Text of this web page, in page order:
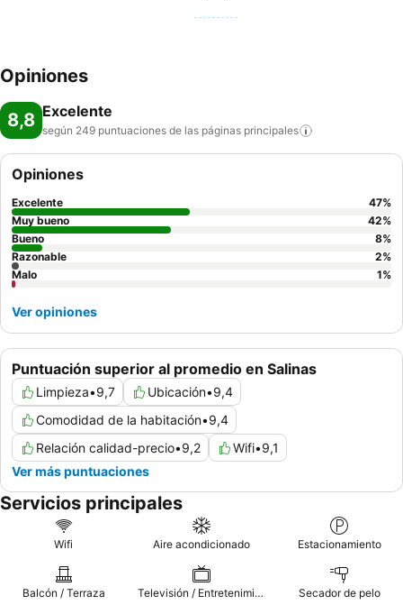
Opiniones
8,8 Excelente
según 249 puntuaciones de las páginas principales
Puntuación superior al promedio en Salinas
Limpieza•9,7 Ubicación•9,4
Comodidad de la habitación•9,4
Relación calidad-precio•9,2 Wifi•9,1
Ver más puntuaciones
Opiniones
Excelente 47%
Muy bueno
42%
Bueno
8%
Razonable
2%
Malo
1%
Ver opiniones
Servicios principales
Wifi Aire acondicionado Estacionamiento
Balcón / Terraza Televisión / Entretenimiento Secador de pelo